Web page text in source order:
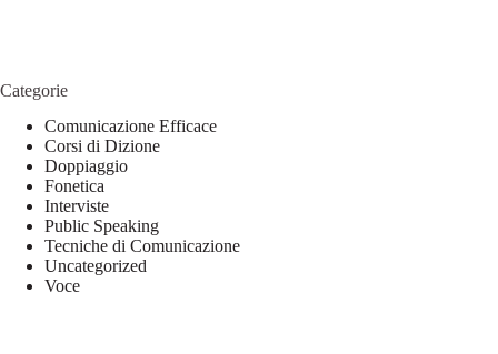
Categorie
Comunicazione Efficace
Corsi di Dizione
Doppiaggio
Fonetica
Interviste
Public Speaking
Tecniche di Comunicazione
Uncategorized
Voce